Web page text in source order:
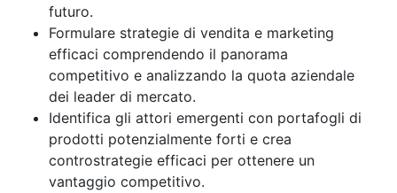
futuro.
Formulare strategie di vendita e marketing
efficaci comprendendo il panorama
competitivo e analizzando la quota aziendale
dei leader di mercato.
Identifica gli attori emergenti con portafogli di
prodotti potenzialmente forti e crea
controstrategie efficaci per ottenere un
vantaggio competitivo.